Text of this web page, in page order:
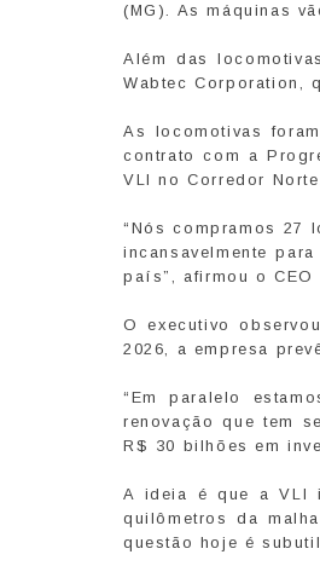
(MG). As máquinas
Além das
Wabtec Corporation,
As locomotivas
contrato com a
VLI no Corredor
“Nós compramos 27
incansavelmente
país”, afirmou o
O executivo
2026, a empresa
“Em paralelo
renovação que tem
R$ 30 bilhões em
A ideia é que a VLI
quilômetros da
questão hoje é